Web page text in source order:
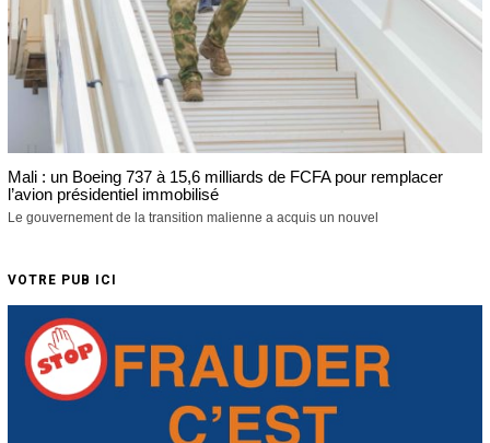
Mali : un Boeing 737 à 15,6 milliards de FCFA pour remplacer
l’avion présidentiel immobilisé
Le gouvernement de la transition malienne a acquis un nouvel
VOTRE PUB ICI